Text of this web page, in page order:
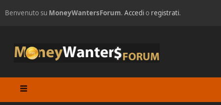
Benvenuto su MoneyWantersForum. Accedio registrati.